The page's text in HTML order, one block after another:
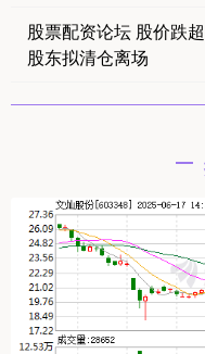
股票配资论坛 股价跌
股东拟清仓离场